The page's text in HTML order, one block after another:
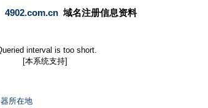
4902.com.cn域名注册信息资料
interval is too short.
[本系统支持]
所在地